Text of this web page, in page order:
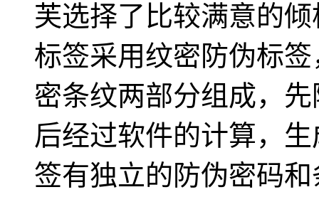
芙选择了比较满意的
标签采用纹密防伪标
密条纹两部分组成，
后经过软件的计算，
签有独立的防伪密码